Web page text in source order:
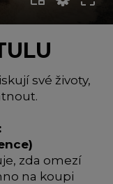
své životy,
zda omezí
na koupi